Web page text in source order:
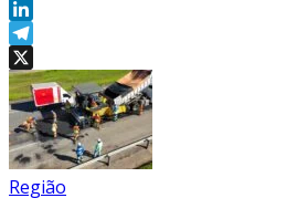
WhatsApp
LinkedIn
Telegram
X
Região